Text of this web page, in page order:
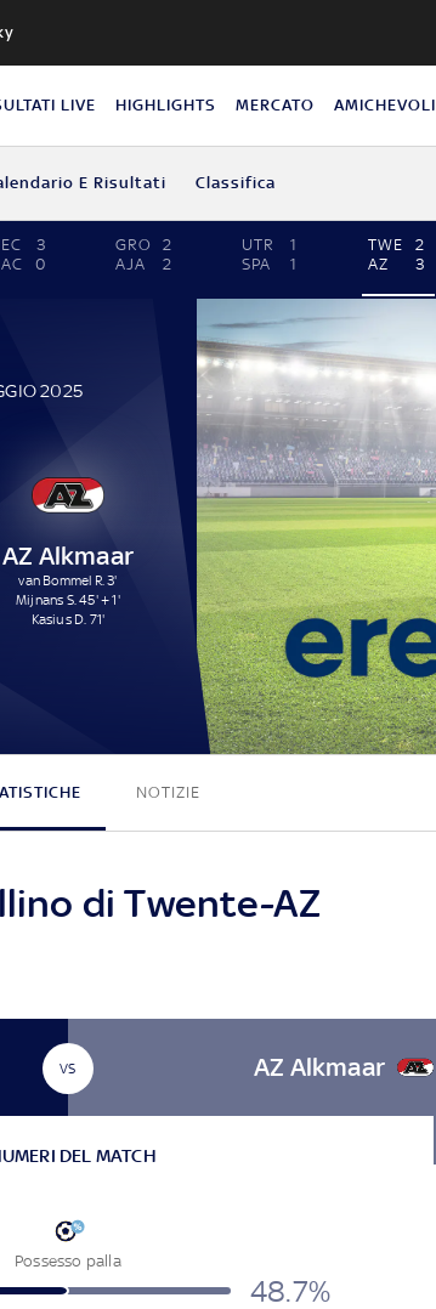
LIVE HIGHLIGHTS MERCATO AMICHEVOLI
E Risultati Classifica
3
0
GRO
2
AJA
2
UTR
1
SPA
1
TWE
2
AZ
3
2025
AZ Alkmaar
van Bommel R. 3'
Mijnans S. 45' + 1'
Kasius D. 71'
2 - 3
NOTIZIE
di Twente-AZ
VS AZ Alkmaar
DEL MATCH
Possesso palla
48.7%